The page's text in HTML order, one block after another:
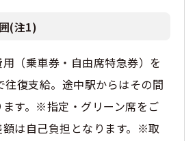
(注1)
（乗車券・自由席特急券）を
復支給。途中駅からはその間
す。※指定・グリーン席をご
は自己負担となります。※取